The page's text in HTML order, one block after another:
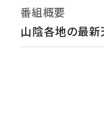
番組概要
山陰各地の最新